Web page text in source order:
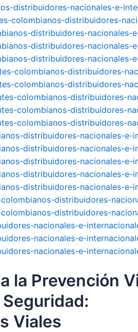
distribuidores-nacionales-e-
colombianos-distribuidores-
distribuidores-
distribuidores-
distribuidores-
colombianos-distribuidores-
colombianos-distribuidores-
colombianos-distribuidores-
colombianos-distribuidores-
colombianos-distribuidores-
distribuidores-nacionales-
distribuidores-nacionales-
distribuidores-nacionales-
distribuidores-nacionales-
distribuidores-nacionales-
distribuidores-
distribuidores-
nacionales-e-
nacionales-e-
nacionales-e-
la Prevención
Viales